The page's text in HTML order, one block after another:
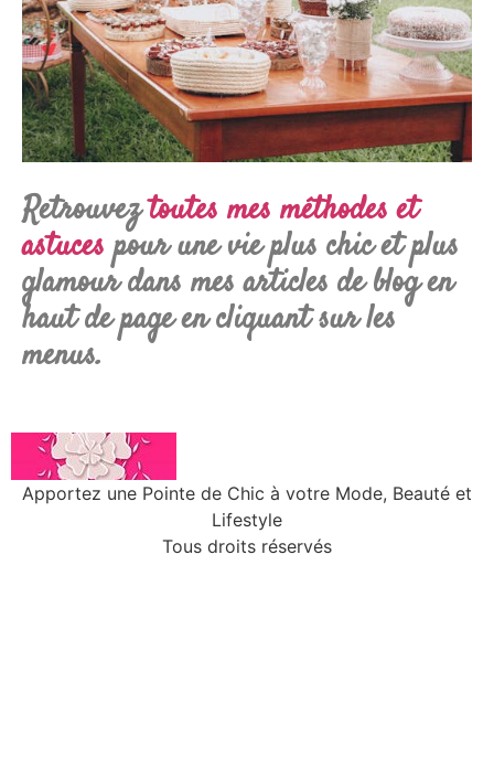
Retrouveztoutes mes méthodes et
astucespour une vie plus chic et plus
glamour dans mes articles de blog en
haut de page en cliquant sur les
menus.
Apportez une Pointe de Chic à votre Mode, Beauté et
Lifestyle
Tous droits réservés